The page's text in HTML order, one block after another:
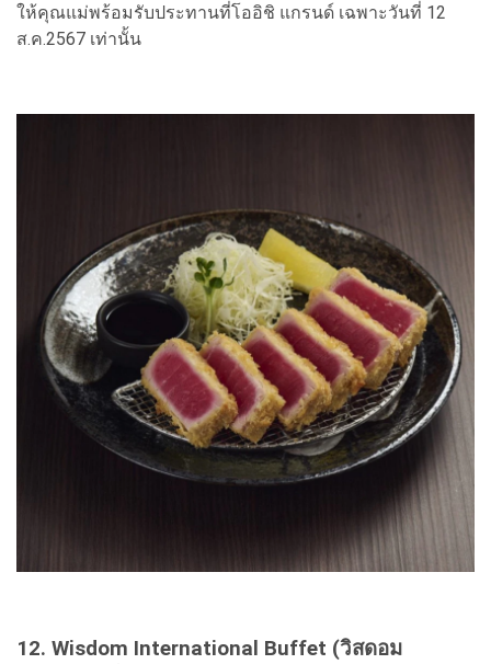
ให้คุณแม่พร้อมรับประทานที่โออิชิ แกรนด์ เฉพาะวันที่ 12
ส.ค.2567 เท่านั้น
12. Wisdom International Buffet (วิสดอม